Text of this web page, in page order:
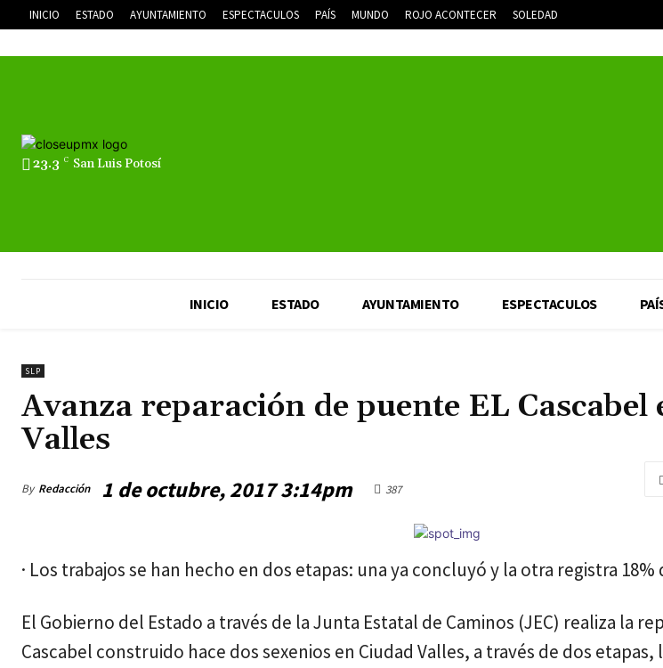
INICIO ESTADO AYUNTAMIENTO ESPECTACULOS PAÍS MUNDO ROJO ACONTECER SOLEDAD
23.3 C San Luis Potosí
INICIO ESTADO AYUNTAMIENTO ESPECTACULOS
SLP
Avanza reparación de puente EL Cascabel
Valles
By Redacción 1 de octubre, 2017 3:14pm 387
· Los trabajos se han hecho en dos etapas: una ya concluyó y la otra registra 18%
El Gobierno del Estado a través de la Junta Estatal de Caminos (JEC) realiza la
Cascabel construido hace dos sexenios en Ciudad Valles, a través de dos